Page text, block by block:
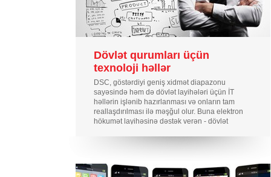
Dövlət qurumları üçün
texnoloji həllər
DSC, göstərdiyi geniş xidmət diapazonu
sayəsində həm də dövlət layihələri üçün İT
həllərin işlənib hazırlanması və onların tam
reallaşdırılması ilə məşğul olur. Buna elektron
hökumət layihəsinə dəstək verən - dövlət
layihələrə göstərilən dəstək və s. daxildir.